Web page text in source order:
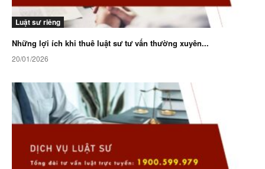
Luật sư riêng
Những lợi ích khi thuê luật sư tư vấn thường xuyên...
20/01/2026